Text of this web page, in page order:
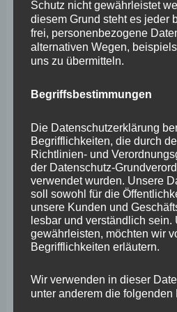
Januar 2026
Dezember 2025
Oktober 2025
September 2025
August 2025
Juli 2025
Juni 2025
Mai 2025
April 2025
März 2025
Schutz nicht gewährleistet
diesem Grund steht es jeder
frei, personenbezogene
alternativen Wegen,
uns zu übermitteln.
Begriffsbestimmungen
Die Datenschutzerklärung
Begrifflichkeiten, die durch
Richtlinien- und
der Datenschutz-
verwendet wurden. Unsere
soll sowohl für die
unsere Kunden und
lesbar und verständlich sein.
gewährleisten, möchten wir
Begrifflichkeiten erläutern.
Wir verwenden in dieser
unter anderem die folgenden